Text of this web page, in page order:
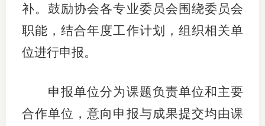
图片新
补。鼓励协会各专业委员会围绕委员会
职能，结合年度工作计划，组织相关单
位进行申报。
申报单位分为课题负责单位和主要
合作单位，意向申报与成果提交均由课